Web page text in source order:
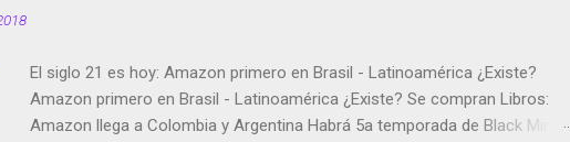
El siglo 21 es hoy: Amazon primero en Brasil - Latinoamérica ¿Existe?
Amazon primero en Brasil - Latinoamérica ¿Existe? Se compran Libros:
Amazon llega a Colombia y Argentina Habrá 5a temporada de Black Mirror